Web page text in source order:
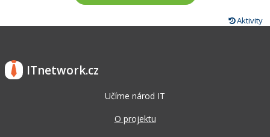
Aktivity
ITnetwork.cz
Učíme národ IT
O projektu